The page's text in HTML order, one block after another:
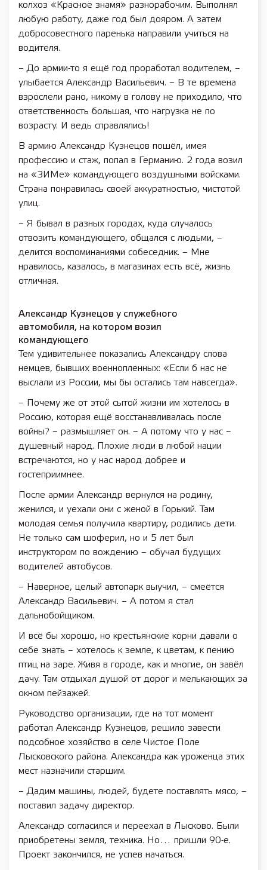
колхоз «Красное знамя» разнорабочим. Выполнял
любую работу, даже год был дояром. А затем
добросовестного паренька направили учиться на
водителя.
– До армии-то я ещё год проработал водителем, –
улыбается Александр Васильевич. – В те времена
взрослели рано, никому в голову не приходило, что
ответственность большая, что нагрузка не по
возрасту. И ведь справлялись!
В армию Александр Кузнецов пошёл, имея
профессию и стаж, попал в Германию. 2 года возил
на «ЗИМе» командующего воздушными войсками.
Страна понравилась своей аккуратностью, чистотой
улиц.
– Я бывал в разных городах, куда случалось
отвозить командующего, общался с людьми, –
делится воспоминаниями собеседник. – Мне
нравилось, казалось, в магазинах есть всё, жизнь
отличная.
Александр Кузнецов у служебного
автомобиля, на котором возил
командующего
Тем удивительнее показались Александру слова
немцев, бывших военнопленных: «Если б нас не
выслали из России, мы бы остались там навсегда».
– Почему же от этой сытой жизни им хотелось в
Россию, которая ещё восстанавливалась после
войны? – размышляет он. – А потому что у нас –
душевный народ. Плохие люди в любой нации
встречаются, но у нас народ добрее и
гостеприимнее.
После армии Александр вернулся на родину,
женился, и уехали они с женой в Горький. Там
молодая семья получила квартиру, родились дети.
Не только сам шоферил, но и 5 лет был
инструктором по вождению – обучал будущих
водителей автобусов.
– Наверное, целый автопарк выучил, – смеётся
Александр Васильевич. – А потом я стал
дальнобойщиком.
И всё бы хорошо, но крестьянские корни давали о
себе знать – хотелось к земле, к цветам, к пению
птиц на заре. Живя в городе, как и многие, он завёл
дачу. Там отдыхал душой от дорог и мелькающих за
окном пейзажей.
Руководство организации, где на тот момент
работал Александр Кузнецов, решило завести
подсобное хозяйство в селе Чистое Поле
Лысковского района. Александра как уроженца этих
мест назначили старшим.
– Дадим машины, людей, будете поставлять мясо, –
поставил задачу директор.
Александр согласился и переехал в Лысково. Были
приобретены земля, техника. Но… пришли 90-е.
Проект закончился, не успев начаться.